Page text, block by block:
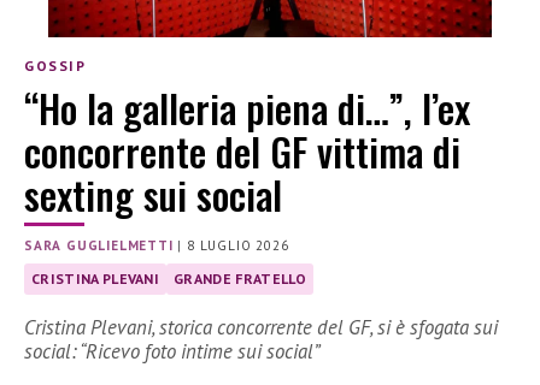
GOSSIP
“Ho la galleria piena di…”, l’ex
concorrente del GF vittima di
sexting sui social
SARA GUGLIELMETTI | 8 LUGLIO 2026
CRISTINA PLEVANI GRANDE FRATELLO
Cristina Plevani, storica concorrente del GF, si è sfogata sui
social: “Ricevo foto intime sui social”